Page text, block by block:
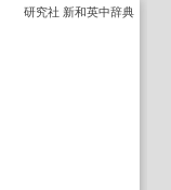
研究社 新和英中辞典